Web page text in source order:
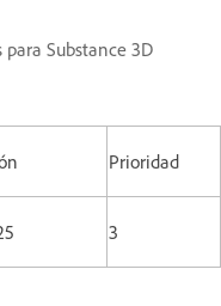
Substance 3D
Prioridad
3